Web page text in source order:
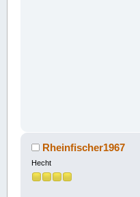
Rheinfischer1967
Hecht